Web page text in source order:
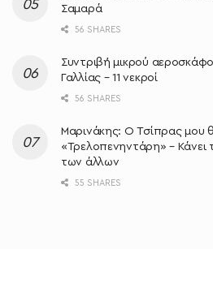
Σαμαρά
56 SHARES
Συντριβή μικρού
Γαλλίας – 11 νεκροί
56 SHARES
Μαρινάκης: Ο Τσίπρας μου
«Τρελοπενηντάρη» – Κάνει
των άλλων
55 SHARES